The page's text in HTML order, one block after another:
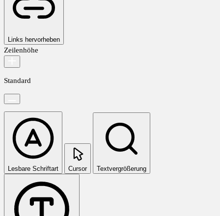
Links hervorheben
Zeilenhöhe
Standard
Lesbare Schriftart Cursor Textvergrößerung